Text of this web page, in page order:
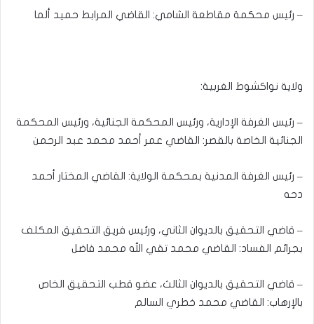
– رئيس محكمة مقاطعة الشامي: القاضي المرابط حميد ألما
ولاية نواكشوط الغربية:
– رئيس الغرفة الإدارية، ورئيس المحكمة الجنائية، ورئيس المحكمة
الجنائية الخاصة بالقصر: القاضي عمر أحمد محمد عبد الرحمن
– رئيس الغرفة المدنية بمحكمة الولاية: القاضي المختار أحمد
دحه
– قاضي التحقيق بالديوان الثاني، ورئيس فريق التحقيق المكلف
بجرائم الفساد: القاضي محمد تقي الله محمد فاضل
– قاضي التحقيق بالديوان الثالث، عضو قطب التحقيق الخاص
بالإرهاب: القاضي محمد خطري السالم